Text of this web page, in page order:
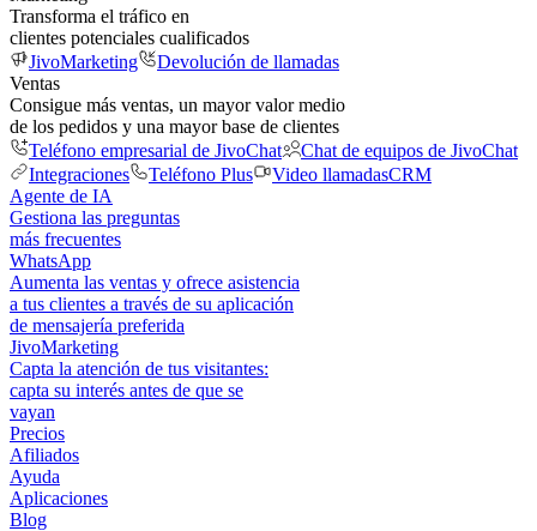
Transforma el tráfico en
clientes potenciales cualificados
JivoMarketing
Devolución de llamadas
Ventas
Consigue más ventas, un mayor valor medio
de los pedidos y una mayor base de clientes
Teléfono empresarial de JivoChat
Chat de equipos de JivoChat
Integraciones
Teléfono Plus Video llamadasCRM
Agente de IA
Gestiona las preguntas
más frecuentes
WhatsApp
Aumenta las ventas y ofrece asistencia
a tus clientes a través de su aplicación
de mensajería preferida
JivoMarketing
Capta la atención de tus visitantes:
capta su interés antes de que se
vayan
Precios
Afiliados
Ayuda
Aplicaciones
Blog